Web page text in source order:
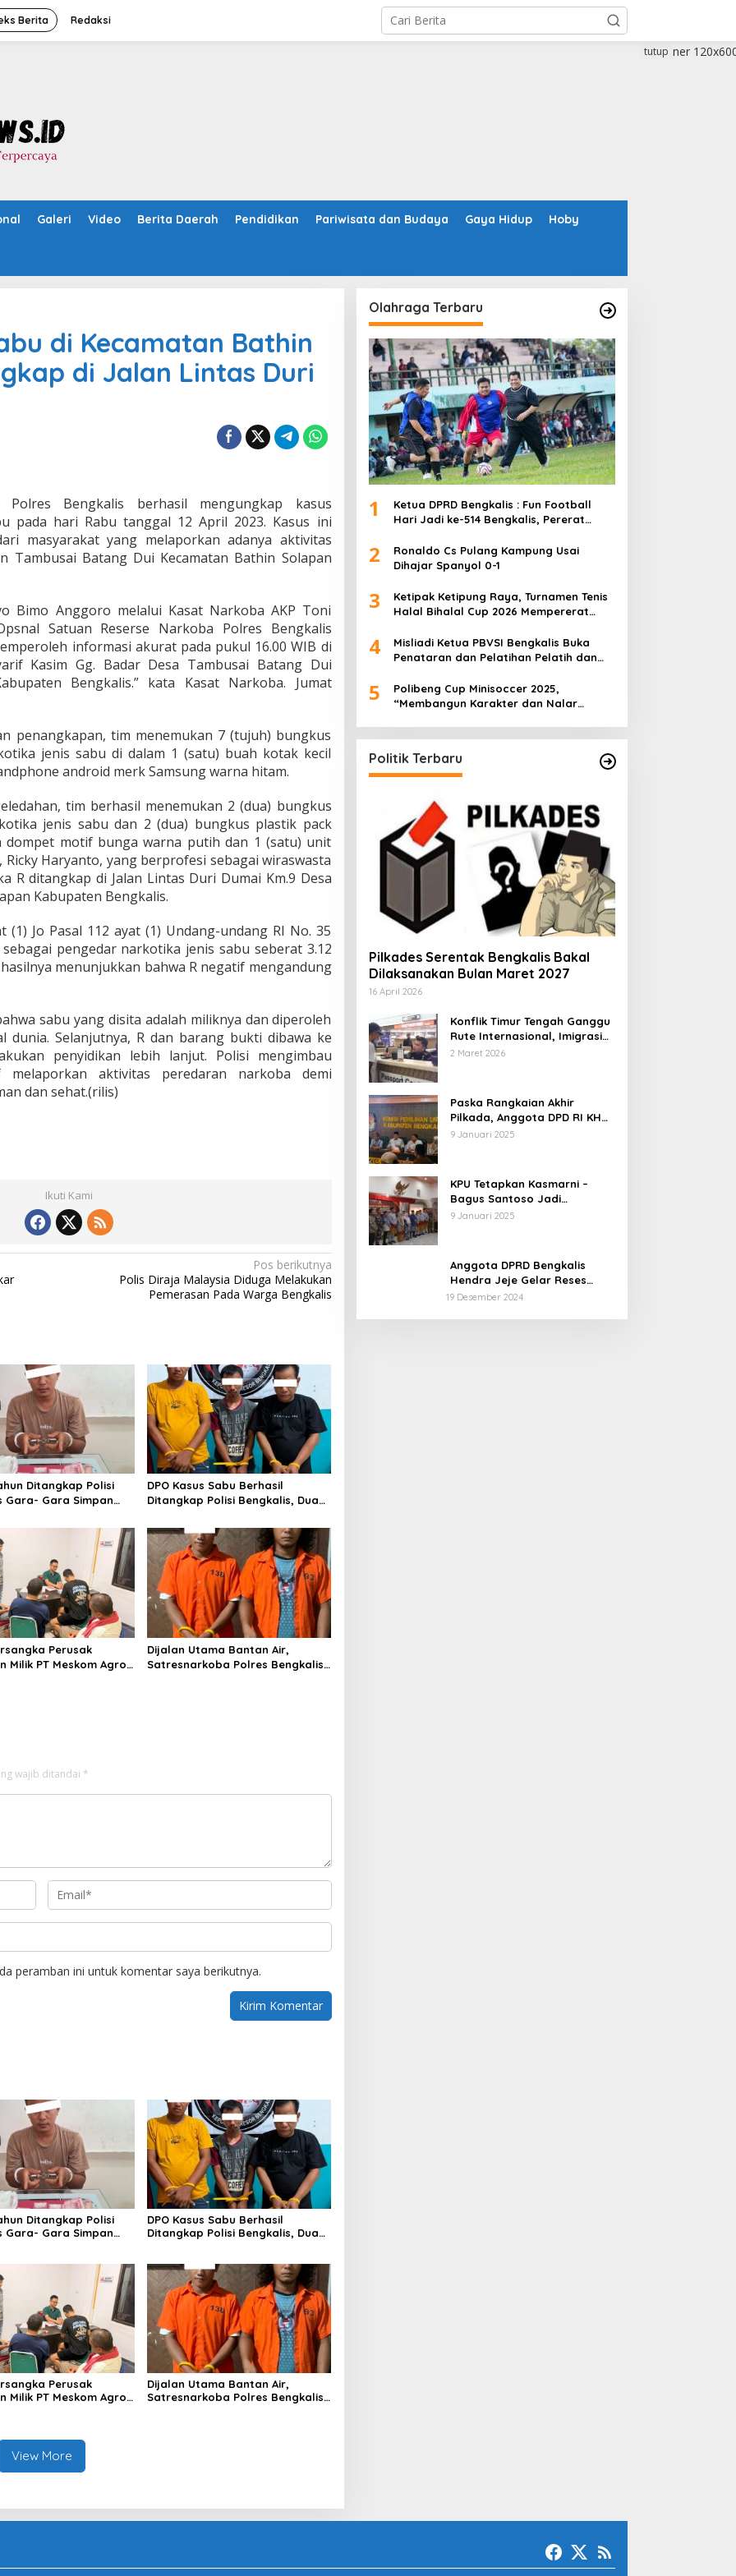
Berita Redaksi
Galeri Video Berita Daerah Pendidikan Pariwisata dan Budaya Gaya Hidup Hoby
tutup
di Kecamatan Bathin
di Jalan Lintas Duri
Bengkalis berhasil mengungkap kasus
pada hari Rabu tanggal 12 April 2023. Kasus ini
masyarakat yang melaporkan adanya aktivitas
Tambusai Batang Dui Kecamatan Bathin Solapan
Bimo Anggoro melalui Kasat Narkoba AKP Toni
Satuan Reserse Narkoba Polres Bengkalis
informasi akurat pada pukul 16.00 WIB di
Kasim Gg. Badar Desa Tambusai Batang Dui
Bengkalis.” kata Kasat Narkoba. Jumat
penangkapan, tim menemukan 7 (tujuh) bungkus
jenis sabu di dalam 1 (satu) buah kotak kecil
android merk Samsung warna hitam.
tim berhasil menemukan 2 (dua) bungkus
jenis sabu dan 2 (dua) bungkus plastik pack
dompet motif bunga warna putih dan 1 (satu) unit
Haryanto, yang berprofesi sebagai wiraswasta
R ditangkap di Jalan Lintas Duri Dumai Km.9 Desa
Kabupaten Bengkalis.
(1) Jo Pasal 112 ayat (1) Undang-undang RI No. 35
pengedar narkotika jenis sabu seberat 3.12
menunjukkan bahwa R negatif mengandung
sabu yang disita adalah miliknya dan diperoleh
dunia. Selanjutnya, R dan barang bukti dibawa ke
penyidikan lebih lanjut. Polisi mengimbau
aktivitas peredaran narkoba demi
dan sehat.(rilis)
Ikuti Kami
Pos berikutnya
Polis Diraja Malaysia Diduga Melakukan
Pemerasan Pada Warga Bengkalis
Ditangkap Polisi
Gara- Gara Simpan
DPO Kasus Sabu Berhasil
Ditangkap Polisi Bengkalis, Dua
Perusak
Milik PT Meskom Agro
Dijalan Utama Bantan Air,
Satresnarkoba Polres Bengkalis
wajib ditandai *
peramban ini untuk komentar saya berikutnya.
Ditangkap Polisi
Gara- Gara Simpan
DPO Kasus Sabu Berhasil
Ditangkap Polisi Bengkalis, Dua
Perusak
Milik PT Meskom Agro
Dijalan Utama Bantan Air,
Satresnarkoba Polres Bengkalis
View More
Olahraga Terbaru
1
Ketua DPRD Bengkalis : Fun Football
Hari Jadi ke-514 Bengkalis, Pererat
2
Ronaldo Cs Pulang Kampung Usai
Dihajar Spanyol 0-1
3
Ketipak Ketipung Raya, Turnamen Tenis
Halal Bihalal Cup 2026 Mempererat
4
Misliadi Ketua PBVSI Bengkalis Buka
Penataran dan Pelatihan Pelatih dan
5
Polibeng Cup Minisoccer 2025,
“Membangun Karakter dan Nalar
Politik Terbaru
Pilkades Serentak Bengkalis Bakal
Dilaksanakan Bulan Maret 2027
16 April 2026
Konflik Timur Tengah Ganggu
Rute Internasional, Imigrasi
Siapkan Langkah Antisipatif
2 Maret 2026
Paska Rangkaian Akhir
Pilkada, Anggota DPD RI KH
Muhammad Mursyid
9 Januari 2025
KPU Tetapkan Kasmarni –
Bagus Santoso Jadi
Pemenang Pilkada 2024
9 Januari 2025
Anggota DPRD Bengkalis
Hendra Jeje Gelar Reses
Perdana
19 Desember 2024